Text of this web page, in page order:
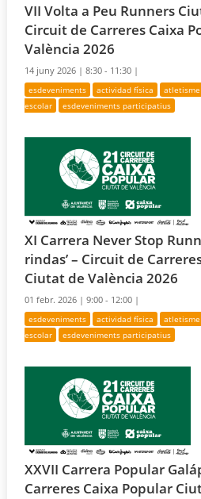
VII Volta a Peu Runners
Circuit de Carreres Caixa
València 2026
14 juny 2026 |8:30 - 11:30 |
esdeveniments actividad física atletisme
escolar
esdeveniments participatius
XI Carrera Never Stop
rindas’ – Circuit de
Ciutat de València 2026
01 febr. 2026 |9:00 - 12:00 |
esdeveniments actividad física atletisme
escolar
esdeveniments participatius
XXVII Carrera Popular
Carreres Caixa Popular